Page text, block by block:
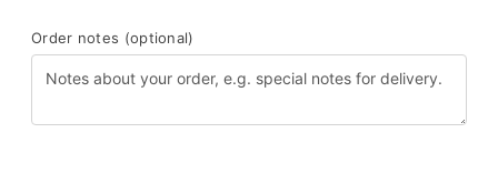
Order notes (optional)